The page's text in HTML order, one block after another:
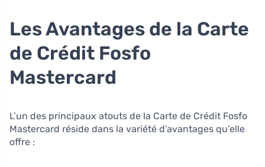
Les Avantages de la Carte
de Crédit Fosfo
Mastercard
L’un des principaux atouts de la Carte de Crédit Fosfo
Mastercard réside dans la variété d’avantages qu’elle
offre :